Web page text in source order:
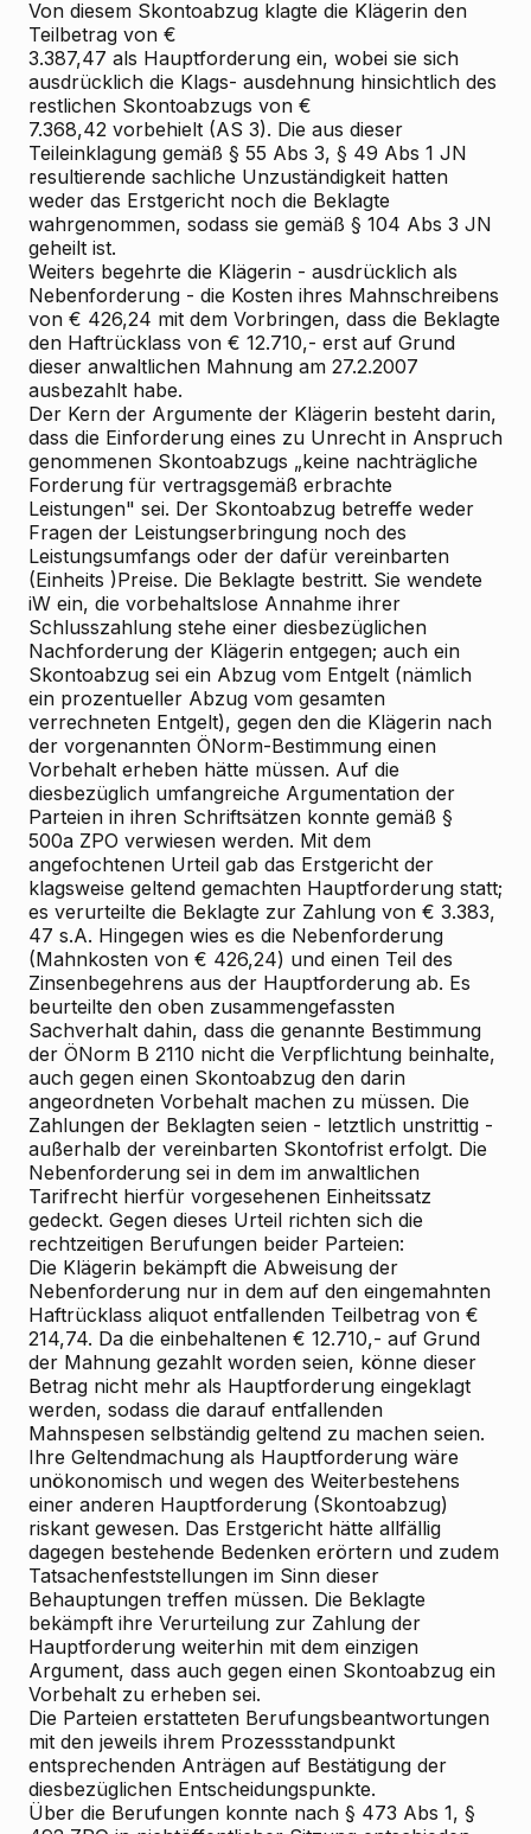
Von diesem Skontoabzug klagte die Klägerin den
Teilbetrag von €
3.387,47 als Hauptforderung ein, wobei sie sich
ausdrücklich die Klags- ausdehnung hinsichtlich des
restlichen Skontoabzugs von €
7.368,42 vorbehielt (AS 3). Die aus dieser
Teileinklagung gemäß § 55 Abs 3, § 49 Abs 1 JN
resultierende sachliche Unzuständigkeit hatten
weder das Erstgericht noch die Beklagte
wahrgenommen, sodass sie gemäß § 104 Abs 3 JN
geheilt ist.
Weiters begehrte die Klägerin - ausdrücklich als
Nebenforderung - die Kosten ihres Mahnschreibens
von € 426,24 mit dem Vorbringen, dass die Beklagte
den Haftrücklass von € 12.710,- erst auf Grund
dieser anwaltlichen Mahnung am 27.2.2007
ausbezahlt habe.
Der Kern der Argumente der Klägerin besteht darin,
dass die Einforderung eines zu Unrecht in Anspruch
genommenen Skontoabzugs „keine nachträgliche
Forderung für vertragsgemäß erbrachte
Leistungen" sei. Der Skontoabzug betreffe weder
Fragen der Leistungserbringung noch des
Leistungsumfangs oder der dafür vereinbarten
(Einheits )Preise. Die Beklagte bestritt. Sie wendete
iW ein, die vorbehaltslose Annahme ihrer
Schlusszahlung stehe einer diesbezüglichen
Nachforderung der Klägerin entgegen; auch ein
Skontoabzug sei ein Abzug vom Entgelt (nämlich
ein prozentueller Abzug vom gesamten
verrechneten Entgelt), gegen den die Klägerin nach
der vorgenannten ÖNorm-Bestimmung einen
Vorbehalt erheben hätte müssen. Auf die
diesbezüglich umfangreiche Argumentation der
Parteien in ihren Schriftsätzen konnte gemäß §
500a ZPO verwiesen werden. Mit dem
angefochtenen Urteil gab das Erstgericht der
klagsweise geltend gemachten Hauptforderung statt;
es verurteilte die Beklagte zur Zahlung von € 3.383,
47 s.A. Hingegen wies es die Nebenforderung
(Mahnkosten von € 426,24) und einen Teil des
Zinsenbegehrens aus der Hauptforderung ab. Es
beurteilte den oben zusammengefassten
Sachverhalt dahin, dass die genannte Bestimmung
der ÖNorm B 2110 nicht die Verpflichtung beinhalte,
auch gegen einen Skontoabzug den darin
angeordneten Vorbehalt machen zu müssen. Die
Zahlungen der Beklagten seien - letztlich unstrittig -
außerhalb der vereinbarten Skontofrist erfolgt. Die
Nebenforderung sei in dem im anwaltlichen
Tarifrecht hierfür vorgesehenen Einheitssatz
gedeckt. Gegen dieses Urteil richten sich die
rechtzeitigen Berufungen beider Parteien:
Die Klägerin bekämpft die Abweisung der
Nebenforderung nur in dem auf den eingemahnten
Haftrücklass aliquot entfallenden Teilbetrag von €
214,74. Da die einbehaltenen € 12.710,- auf Grund
der Mahnung gezahlt worden seien, könne dieser
Betrag nicht mehr als Hauptforderung eingeklagt
werden, sodass die darauf entfallenden
Mahnspesen selbständig geltend zu machen seien.
Ihre Geltendmachung als Hauptforderung wäre
unökonomisch und wegen des Weiterbestehens
einer anderen Hauptforderung (Skontoabzug)
riskant gewesen. Das Erstgericht hätte allfällig
dagegen bestehende Bedenken erörtern und zudem
Tatsachenfeststellungen im Sinn dieser
Behauptungen treffen müssen. Die Beklagte
bekämpft ihre Verurteilung zur Zahlung der
Hauptforderung weiterhin mit dem einzigen
Argument, dass auch gegen einen Skontoabzug ein
Vorbehalt zu erheben sei.
Die Parteien erstatteten Berufungsbeantwortungen
mit den jeweils ihrem Prozessstandpunkt
entsprechenden Anträgen auf Bestätigung der
diesbezüglichen Entscheidungspunkte.
Über die Berufungen konnte nach § 473 Abs 1, §